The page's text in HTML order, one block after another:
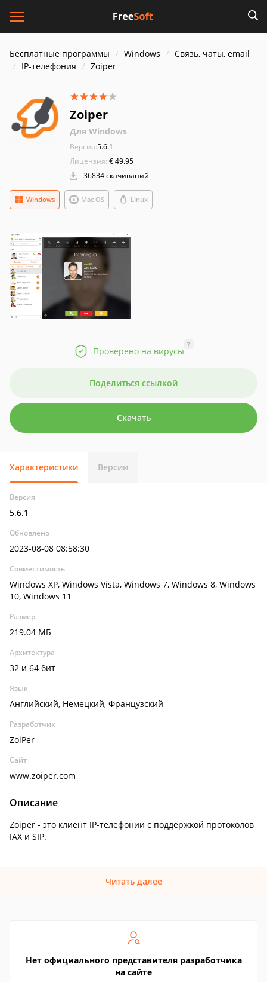
Бесплатные программы Windows
Связь, чаты, email
IP-телефония
Zoiper
Zoiper
Для Windows
Версия:5.6.1
Лицензия: € 49.95
36834 скачиваний
Windows Mac OS Linux
Проверено на вирусы
?
Поделиться ссылкой
Скачать
Характеристики Версии
Версия
5.6.1
Обновлено
2023-08-08 08:58:30
Совместимость
Windows XP, Windows Vista, Windows 7, Windows 8, Windows
10, Windows 11
Размер
219.04 МБ
Архитектура
32 и 64 бит
Язык
Английский, Немецкий, Французский
Разработчик
ZoiPer
Сайт
www.zoiper.com
Описание
Zoiper - это клиент IP-телефонии с поддержкой протоколов
IAX и SIP.
Читать далее
Нет официального представителя разработчика
на сайте